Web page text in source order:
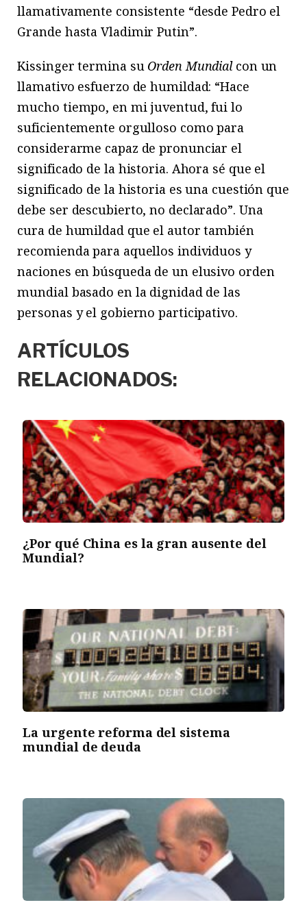
llamativamente consistente “desde Pedro el
Grande hasta Vladimir Putin”.
Kissinger termina su Orden Mundialcon un
llamativo esfuerzo de humildad: “Hace
mucho tiempo, en mi juventud, fui lo
suficientemente orgulloso como para
considerarme capaz de pronunciar el
significado de la historia. Ahora sé que el
significado de la historia es una cuestión que
debe ser descubierto, no declarado”. Una
cura de humildad que el autor también
recomienda para aquellos individuos y
naciones en búsqueda de un elusivo orden
mundial basado en la dignidad de las
personas y el gobierno participativo.
ARTÍCULOS
RELACIONADOS:
¿Por qué China es la gran ausente del
Mundial?
La urgente reforma del sistema
mundial de deuda